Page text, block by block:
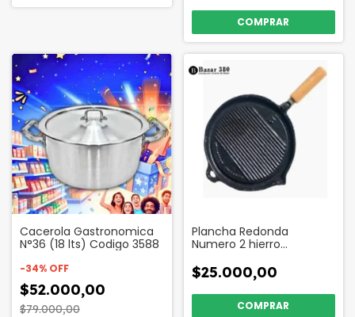
Cacerola Gastronomica
N°36 (18 lts) Codigo 3588
-34% OFF
$52.000,00
$79.000,00
Plancha Redonda
Numero 2 hierro
Madera Codigo 54598
$25.000,00